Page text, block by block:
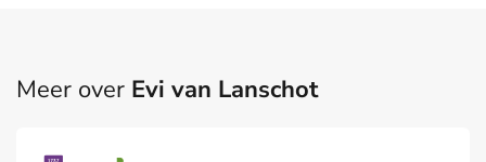
Meer over Evi van Lanschot